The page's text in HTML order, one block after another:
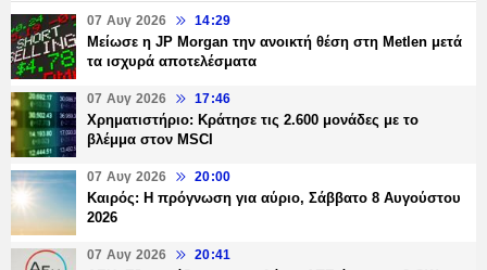
07 Αυγ 2026 14:29
Μείωσε η JP Morgan την ανοικτή θέση στη Metlen μετά
τα ισχυρά αποτελέσματα
07 Αυγ 2026 17:46
Χρηματιστήριο: Κράτησε τις 2.600 μονάδες με το
βλέμμα στον MSCI
07 Αυγ 2026 20:00
Καιρός: Η πρόγνωση για αύριο, Σάββατο 8 Αυγούστου
2026
07 Αυγ 2026 20:41